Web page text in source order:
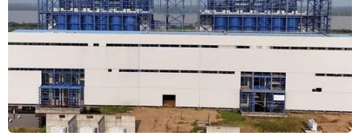
hương Giáp Thìn
Lượng khách vẫn cao, ngành đường sắt chạy